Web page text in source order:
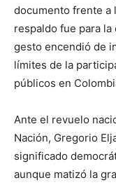
documento frente a
respaldo fue para la
gesto encendió de
límites de la
públicos en
Ante el revuelo
Nación, Gregorio
significado
aunque matizó la